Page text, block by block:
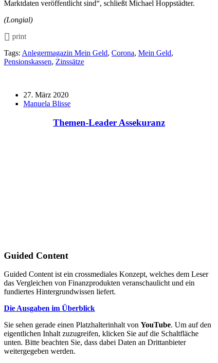
Marktdaten veröffentlicht sind“, schließt Michael Hoppstädter.
(Longial)
print
Tags: Anlegermagazin Mein Geld, Corona, Mein Geld,
Pensionskassen, Zinssätze
27. März 2020
Manuela Blisse
Themen-Leader Assekuranz
Guided Content
Guided Content ist ein crossmediales Konzept, welches dem Leser
das Vergleichen von Finanzprodukten veranschaulicht und ein
fundiertes Hintergrundwissen liefert.
Die Ausgaben im Überblick
Sie sehen gerade einen Platzhalterinhalt von YouTube. Um auf den
eigentlichen Inhalt zuzugreifen, klicken Sie auf die Schaltfläche
unten. Bitte beachten Sie, dass dabei Daten an Drittanbieter
weitergegeben werden.